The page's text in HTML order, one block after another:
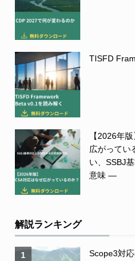
TISFD
【2026年
広がってい
い、SSBJ
意味 ―
解説ランキング
1
Scope3対